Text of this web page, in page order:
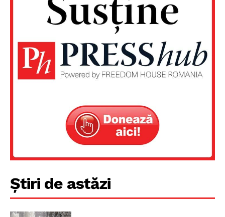
Știri de astăzi